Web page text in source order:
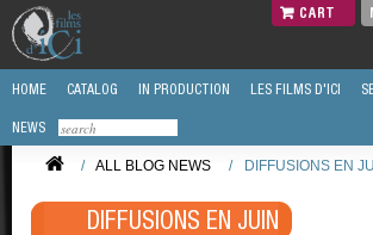
CART
HOME CATALOG IN PRODUCTION LES FILMS D'ICI
NEWS
/ ALL BLOG NEWS / DIFFUSIONS EN
DIFFUSIONS EN JUIN